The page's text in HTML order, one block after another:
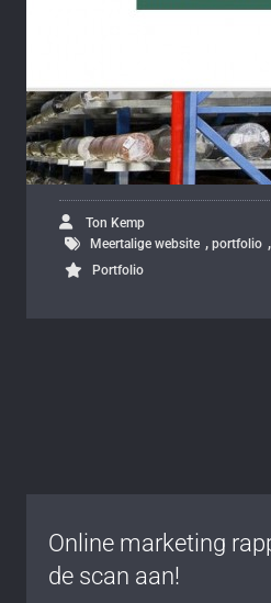
Ton Kemp
Meertalige website , portfolio ,
Portfolio
Online marketing
de scan aan!